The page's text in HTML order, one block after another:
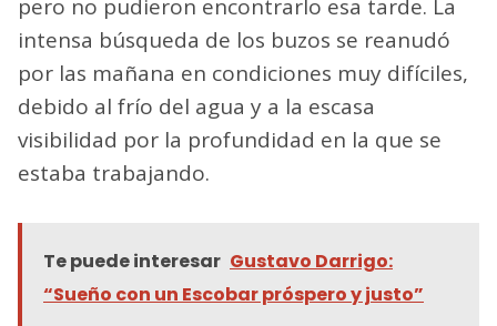
pero no pudieron encontrarlo esa tarde. La
intensa búsqueda de los buzos se reanudó
por las mañana en condiciones muy difíciles,
debido al frío del agua y a la escasa
visibilidad por la profundidad en la que se
estaba trabajando.
Te puede interesar Gustavo Darrigo:
“Sueño con un Escobar próspero y justo”